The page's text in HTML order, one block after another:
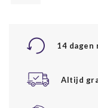
14
Altijd